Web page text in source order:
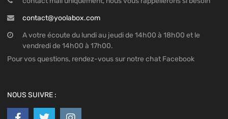
contact@yoolabox.com
A votre écoute du lundi au jeudi de 14h00 à 18h00 et le
vendredi de 14h00 à 17h00.
Pour vos questions, rendez-vous sur notre chat Facebook
NOUS SUIVRE :